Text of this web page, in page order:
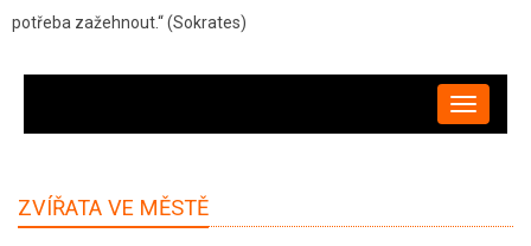
potřeba zažehnout.“ (Sokrates)
ZVÍŘATA VE MĚSTĚ